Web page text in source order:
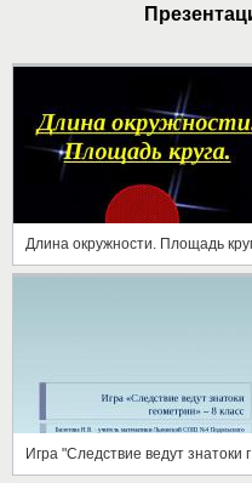
Длина окружности. Площадь